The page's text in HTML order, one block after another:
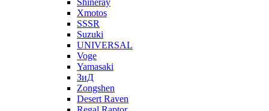
Shineray
Xmotos
SSSR
Suzuki
UNIVERSAL
Voge
Yamasaki
ЗиД
Zongshen
Desert Raven